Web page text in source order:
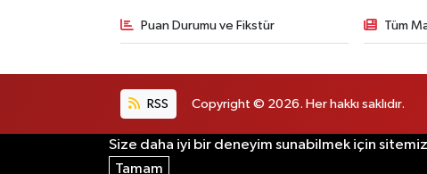
Puan Durumu ve Fikstür Tüm
RSS Copyright © 2026. Her hakkı saklıdır.
Size daha iyi bir deneyim sunabilmek için
Tamam